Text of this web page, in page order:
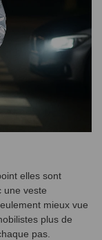
elles sont
une veste
mieux vue
plus de
pas.